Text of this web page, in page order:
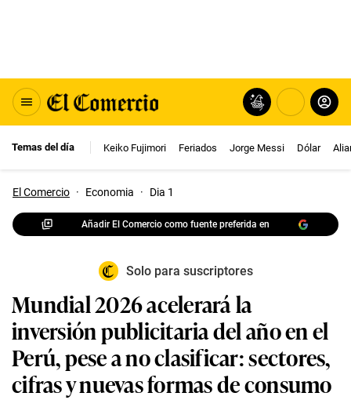
Temas del día Keiko Fujimori Feriados Jorge Messi Dólar
El Comercio · Economia · Dia 1
Añadir El Comercio como fuente preferida en
Solo para suscriptores
Mundial 2026 acelerará la
inversión publicitaria del año en el
Perú, pese a no clasificar: sectores,
cifras y nuevas formas de consumo